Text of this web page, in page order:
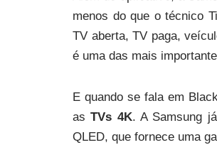
menos do que o técnico
TV aberta, TV paga,
é uma das mais
E quando se fala em
asTVs 4K. A Samsung
QLED, que fornece uma